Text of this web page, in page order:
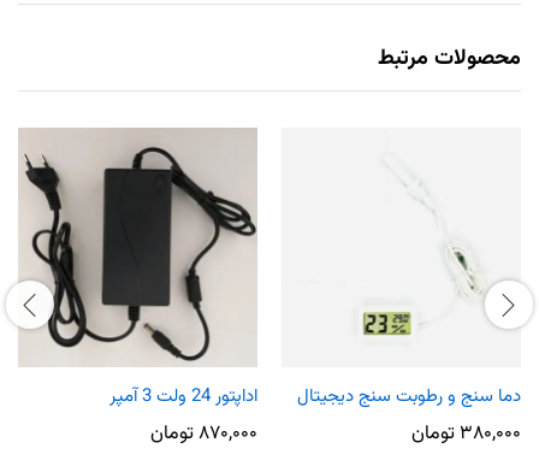
محصولات مرتبط
دما سنج و رطوبت سنج دیجیتال
۳۸۰,۰۰۰ تومان
اداپتور 24 ولت 3 آمپر
۸۷۰,۰۰۰تومان